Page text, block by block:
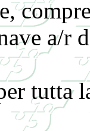
a/r
tutta